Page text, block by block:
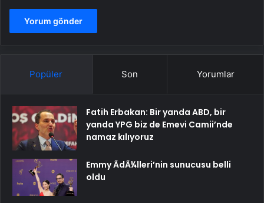
Popüler Son Yorumlar
Fatih Erbakan: Bir yanda ABD, bir
yanda YPG biz de Emevi Camii’nde
namaz kılıyoruz
Emmy ÃdÃ¼lleri’nin sunucusu belli
oldu